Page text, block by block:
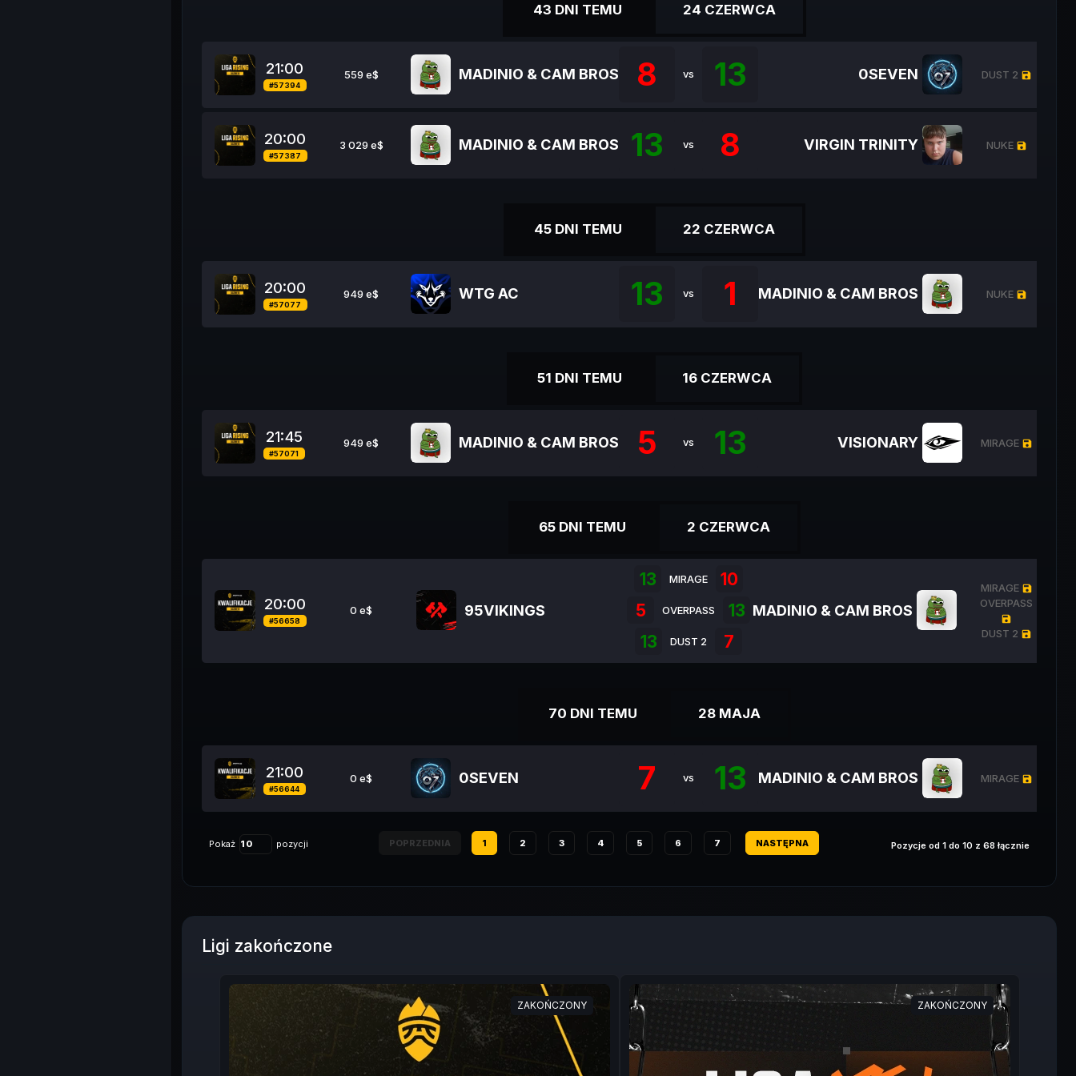
43 DNI TEMU 24 CZERWCA
21:00
#57394
559 e$ MADINIO & CAM BROS 8 vs 13 0SEVEN DUST 2 save
20:00
#57387
3 029 e$ MADINIO & CAM BROS 13 vs 8 VIRGIN TRINITY NUKE save
45 DNI TEMU 22 CZERWCA
20:00
#57077
949 e$ WTG AC 13 vs 1 MADINIO & CAM BROS NUKE save
51 DNI TEMU 16 CZERWCA
21:45
#57071
949 e$ MADINIO & CAM BROS 5 vs 13 VISIONARY MIRAGE save
65 DNI TEMU 2 CZERWCA
20:00
#56658
0 e$ 95VIKINGS
13 MIRAGE
10
5
OVERPASS
13
13
DUST 2 7
MADINIO & CAM BROS
MIRAGE save
OVERPASS
save
DUST 2 save
70 DNI TEMU 28 MAJA
21:00
#56644
0 e$ 0SEVEN 7 vs 13 MADINIO & CAM BROS MIRAGE save
Pokaż pozycji POPRZEDNIA 1 2 3 4 5 6 7 NASTĘPNA Pozycje od 1 do 10 z 68 łącznie
Ligi zakończone
ZAKOŃCZONY ZAKOŃCZONY